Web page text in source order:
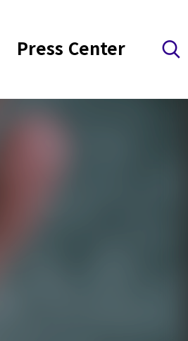
Press Center 검색 레이어 열기